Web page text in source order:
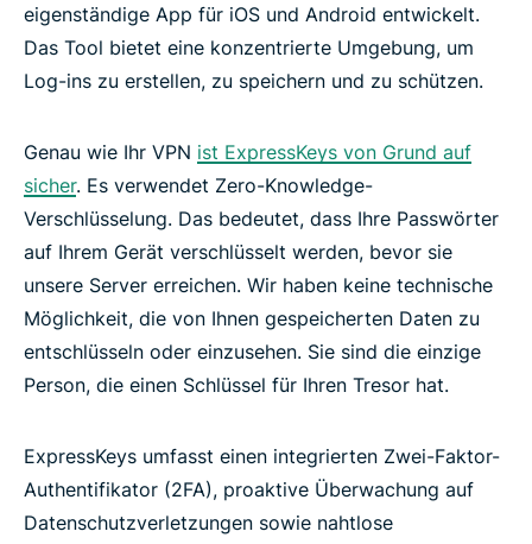
eigenständige App für iOS und Android entwickelt.
Das Tool bietet eine konzentrierte Umgebung, um
Log-ins zu erstellen, zu speichern und zu schützen.
Genau wie Ihr VPN ist ExpressKeys von Grund auf
sicher. Es verwendet Zero-Knowledge-
Verschlüsselung. Das bedeutet, dass Ihre Passwörter
auf Ihrem Gerät verschlüsselt werden, bevor sie
unsere Server erreichen. Wir haben keine technische
Möglichkeit, die von Ihnen gespeicherten Daten zu
entschlüsseln oder einzusehen. Sie sind die einzige
Person, die einen Schlüssel für Ihren Tresor hat.
ExpressKeys umfasst einen integrierten Zwei-Faktor-
Authentifikator (2FA), proaktive Überwachung auf
Datenschutzverletzungen sowie nahtlose